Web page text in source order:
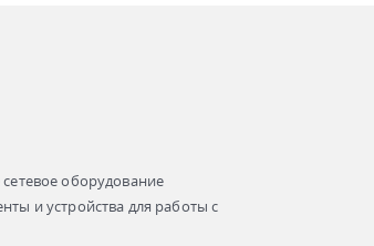
оборудование
и устройства для работы с